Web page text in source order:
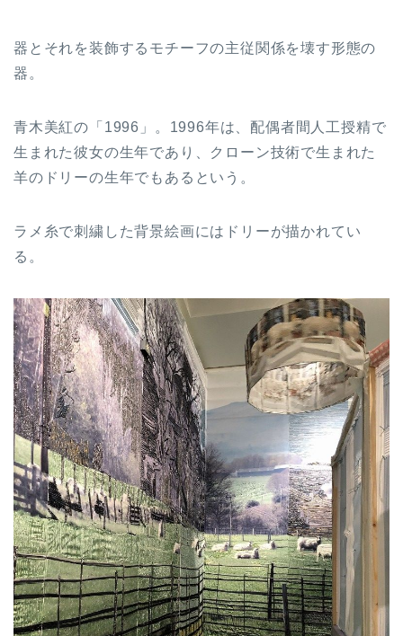
器とそれを装飾するモチーフの主従関係を壊す形態の
器。
青木美紅の「1996」。1996年は、配偶者間人工授精で
生まれた彼女の生年であり、クローン技術で生まれた
羊のドリーの生年でもあるという。
ラメ糸で刺繍した背景絵画にはドリーが描かれてい
る。